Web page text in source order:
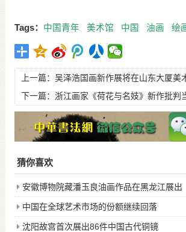
Tags： 中国青年 美术馆 中国 油画 绘
上一篇： 吴泽浩国画新作展将在山东大厦美
下一篇： 浙江画家《荷花与名妓》新作批判
猜你喜欢
安徽博物院藏潘玉良油画作品在黑龙江展出
中国在全球艺术市场的份额继续回落
沈阳故宫首次展出86件中国古代铜镜